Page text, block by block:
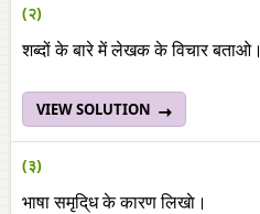
(२)
शब्दों के बारे में लेखक के विचार बताओ।
VIEW SOLUTION
(३)
भाषा समृद‌ि्ध के कारण लिखाे।